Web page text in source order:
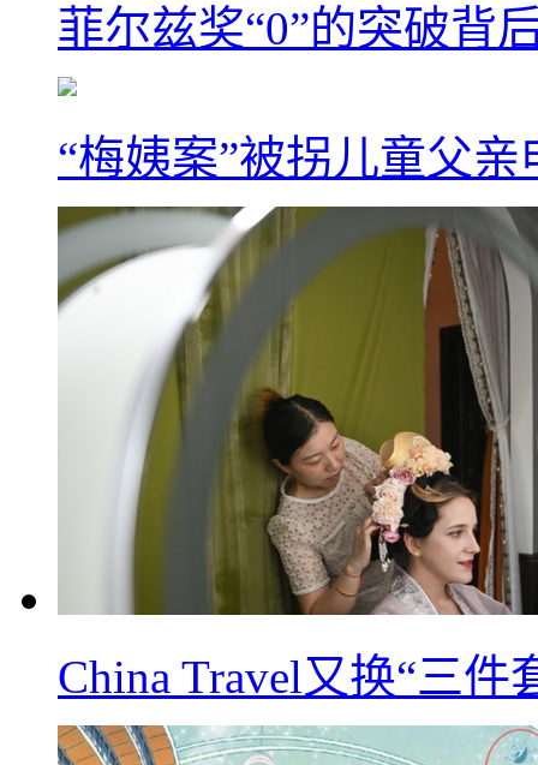
菲尔兹奖“0”的突破背
“梅姨案”被拐儿童父
China Travel又换“三